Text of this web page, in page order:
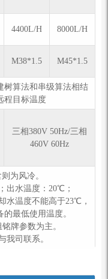
4400L/H 8000L/H
M38*1.5 M45*1.5
树算法和串级算法相结
程目标温度
三相380V 50Hz/三相
460V 60Hz
为风冷。
出⽔温度：20℃；
水温度不能高于23℃，
最低使用温度。
牌参数为主。
我司联系。